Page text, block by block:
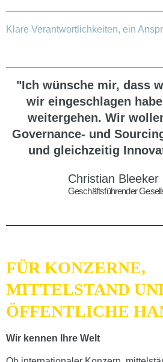
Klare Verantwortlichkeiten, ein
"Ich wünsche mir, dass
wir eingeschlagen
weitergehen. Wir
Governance- und
und gleichzeitig
Christian Bleeker
Geschäftsführender
FÜR KONZERNE,
MITTELSTAND
ÖFFENTLICHE
Wir kennen Ihre Welt